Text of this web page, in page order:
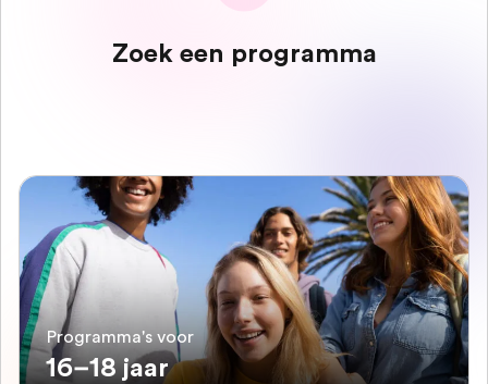
Zoek een programma
Programma's voor
16–18 jaar